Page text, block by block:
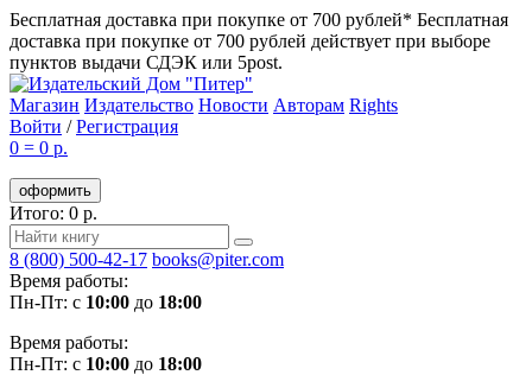
Бесплатная доставка при покупке от 700 рублей* Бесплатная
доставка при покупке от 700 рублей действует при выборе
пунктов выдачи СДЭК или 5post.
Магазин Издательство Новости Авторам Rights
Войти /Регистрация
0 = 0 р.
оформить
Итого: 0 р.
8 (800) 500-42-17 books@piter.com
Время работы:
Пн-Пт: с 10:00 до 18:00
Время работы:
Пн-Пт: с 10:00 до 18:00